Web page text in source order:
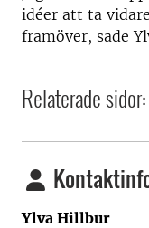
idéer att ta
framöver, sade
Relaterade sidor:
Ylva Hillbur